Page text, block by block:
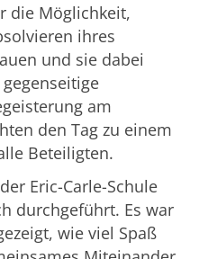
die Möglichkeit,
ihres
und sie dabei
am
den Tag zu einem
Beteiligten.
Eric-Carle-Schule
durchgeführt. Es war
wie viel Spaß